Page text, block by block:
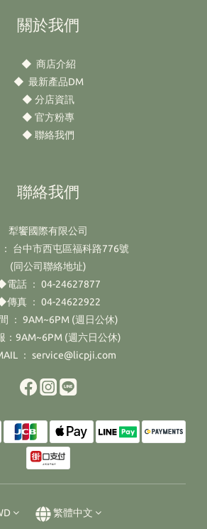
關於我們
◆ 商店介紹
◆ 最新產品DM
◆ 分店資訊
◆ 官方粉專
◆ 聯絡我們
聯絡我們
犁饗國際有限公司
台中市西屯區福科路776號
(同公司聯絡地址)
電話 ： 04-24627877
傳真 ： 04-24622922
： 9AM~6PM (週日公休)
9AM~6PM (週六日公休)
： service@licpji.com
繁體中文